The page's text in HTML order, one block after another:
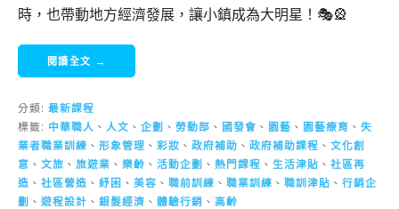
時，也帶動地方經濟發展，讓小鎮成為大明星！🎭🎡
閱讀全文 →
分類: 最新課程
標籤: 中華職人 、 人文 、 企劃 、 勞動部 、 國發會 、 園藝 、 園藝療育 、 失
業者職業訓練 、 形象管理 、 彩妝 、 政府補助 、 政府補助課程 、 文化創
意 、 文旅 、 旅遊業 、 樂齡 、 活動企劃 、 熱門課程 、 生活津貼 、 社區再
造 、 社區營造 、 紓困 、 美容 、 職前訓練 、 職業訓練 、 職訓津貼 、 行銷企
劃 、 遊程設計 、 銀髮經濟 、 體驗行銷 、 高齡